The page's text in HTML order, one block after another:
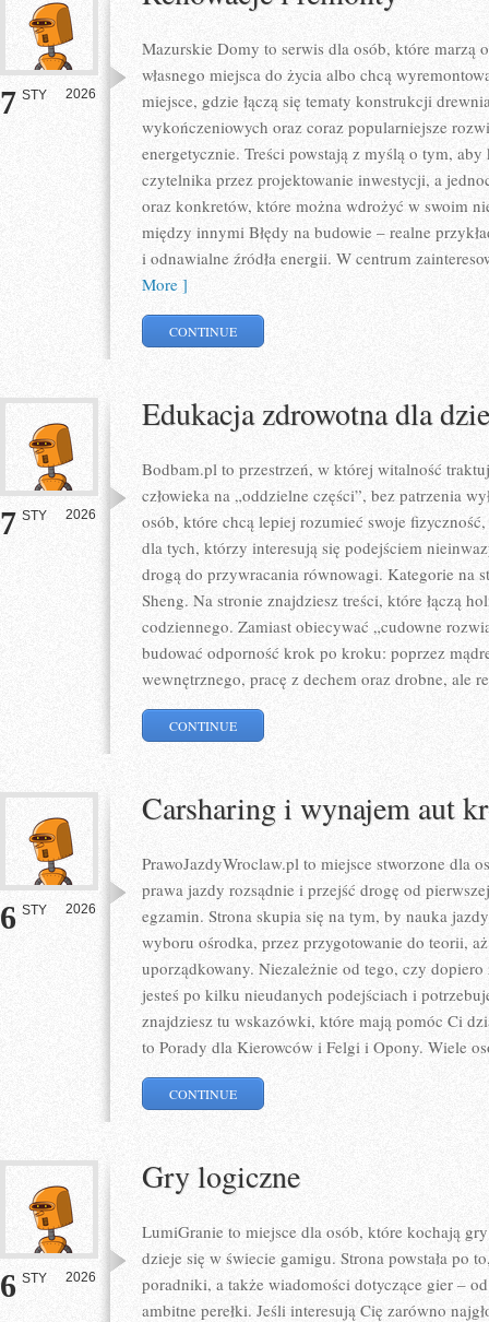
7 STY 2026
Mazurskie Domy to serwis dla osób, które marzą
własnego miejsca do życia albo chcą
miejsce, gdzie łączą się tematy konstrukcji
wykończeniowych oraz coraz popularniejsze
energetycznie. Treści powstają z myślą o tym,
czytelnika przez projektowanie inwestycji, a
oraz konkretów, które można wdrożyć w swoim
między innymi Błędy na budowie – realne
i odnawialne źródła energii. W centrum
More ]
CONTINUE
7 STY 2026
Edukacja zdrowotna dla
Bodbam.pl to przestrzeń, w której witalność
człowieka na „oddzielne części”, bez patrzenia
osób, które chcą lepiej rozumieć swoje
dla tych, którzy interesują się podejściem
drogą do przywracania równowagi. Kategorie na
Sheng. Na stronie znajdziesz treści, które łączą
codziennego. Zamiast obiecywać „cudowne
budować odporność krok po kroku: poprzez
wewnętrznego, pracę z dechem oraz drobne, ale
CONTINUE
6 STY 2026
Carsharing i wynajem aut
PrawoJazdyWroclaw.pl to miejsce stworzone dla
prawa jazdy rozsądnie i przejść drogę od
egzamin. Strona skupia się na tym, by nauka
wyboru ośrodka, przez przygotowanie do teorii,
uporządkowany. Niezależnie od tego, czy
jesteś po kilku nieudanych podejściach i
znajdziesz tu wskazówki, które mają pomóc Ci
to Porady dla Kierowców i Felgi i Opony. Wiele
CONTINUE
6 STY 2026
Gry logiczne
LumiGranie to miejsce dla osób, które kochają
dzieje się w świecie gamigu. Strona powstała po
poradniki, a także wiadomości dotyczące gier –
ambitne perełki. Jeśli interesują Cię zarówno